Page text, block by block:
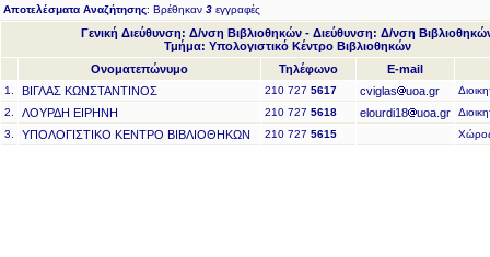
Αποτελέσματα Αναζήτησης: Βρέθηκαν 3 εγγραφές
Γενική Διεύθυνση: Δ/νση Βιβλιοθηκών - Διεύθυνση: Δ/νση
Τμήμα: Υπολογιστικό Κέντρο Βιβλιοθηκών
Ονοματεπώνυμο
Τηλέφωνο E-mail
1. ΒΙΓΛΑΣ ΚΩΝΣΤΑΝΤΙΝΟΣ 210 727 5617 cviglas uoa.gr
2.
ΛΟΥΡΔΗ ΕΙΡΗΝΗ 210 727 5618 elourdi18 uoa.gr
3.
ΥΠΟΛΟΓΙΣΤΙΚΟ ΚΕΝΤΡΟ ΒΙΒΛΙΟΘΗΚΩΝ 210 727 5615